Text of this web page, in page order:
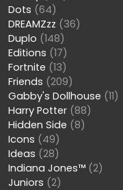
Dots (64)
DREAMZzz (36)
Duplo (148)
Editions (17)
Fortnite (13)
Friends (209)
Gabby's Dollhouse (11)
Harry Potter (88)
Hidden Side (8)
Icons (49)
Ideas (28)
Indiana Jones™ (2)
Juniors (2)